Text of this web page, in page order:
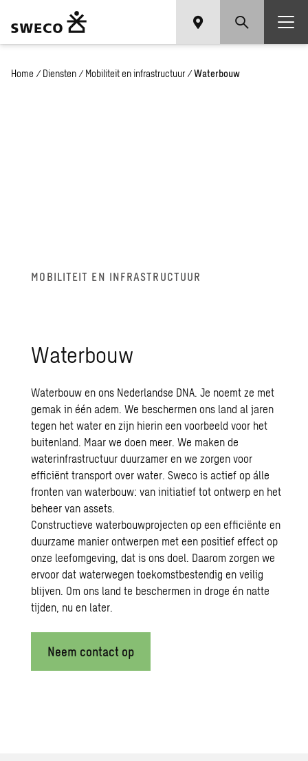
Home / Diensten / Mobiliteit en infrastructuur / Waterbouw
MOBILITEIT EN INFRASTRUCTUUR
Waterbouw
Waterbouw en ons Nederlandse DNA. Je noemt ze met
gemak in één adem. We beschermen ons land al jaren
tegen het water en zijn hierin een voorbeeld voor het
buitenland. Maar we doen meer. We maken de
waterinfrastructuur duurzamer en we zorgen voor
efficiënt transport over water. Sweco is actief op álle
fronten van waterbouw: van initiatief tot ontwerp en het
beheer van assets.
Constructieve waterbouwprojecten op een efficiënte en
duurzame manier ontwerpen met een positief effect op
onze leefomgeving, dat is ons doel. Daarom zorgen we
ervoor dat waterwegen toekomstbestendig en veilig
blijven. Om ons land te beschermen in droge én natte
tijden, nu en later.
Neem contact op